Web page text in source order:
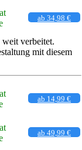
ab 34,98 €
verbeitet.
mit diesem
ab 14,99 €
ab 49,99 €